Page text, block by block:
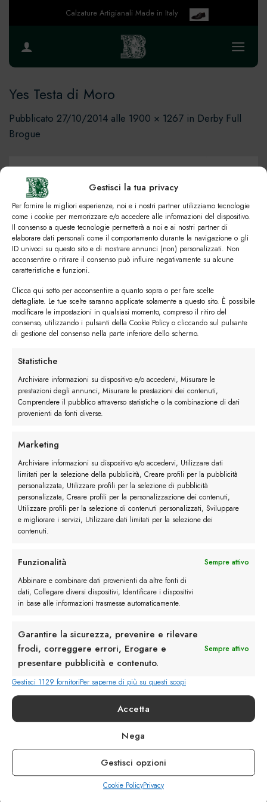
Gestisci la tua privacy
Per fornire le migliori esperienze, noi e i nostri partner utilizziamo tecnologie
come i cookie per memorizzare e/o accedere alle informazioni del dispositivo.
Il consenso a queste tecnologie permetterà a noi e ai nostri partner di
elaborare dati personali come il comportamento durante la navigazione o gli
ID univoci su questo sito e di mostrare annunci (non) personalizzati. Non
acconsentire o ritirare il consenso può influire negativamente su alcune
caratteristiche e funzioni.
Clicca qui sotto per acconsentire a quanto sopra o per fare scelte
dettagliate. Le tue scelte saranno applicate solamente a questo sito. È possibile
modificare le impostazioni in qualsiasi momento, compreso il ritiro del
consenso, utilizzando i pulsanti della Cookie Policy o cliccando sul pulsante
di gestione del consenso nella parte inferiore dello schermo.
Statistiche
Archiviare informazioni su dispositivo e/o accedervi, Misurare le
prestazioni degli annunci, Misurare le prestazioni dei contenuti,
Comprendere il pubblico attraverso statistiche o la combinazione di dati
provenienti da fonti diverse.
Marketing
Archiviare informazioni su dispositivo e/o accedervi, Utilizzare dati
limitati per la selezione della pubblicità, Creare profili per la pubblicità
personalizzata, Utilizzare profili per la selezione di pubblicità
personalizzata, Creare profili per la personalizzazione dei contenuti,
Utilizzare profili per la selezione di contenuti personalizzati, Sviluppare
e migliorare i servizi, Utilizzare dati limitati per la selezione dei
contenuti.
Funzionalità
Sempre attivo
Abbinare e combinare dati provenienti da altre fonti di
dati, Collegare diversi dispositivi, Identificare i dispositivi
in base alle informazioni trasmesse automaticamente.
Garantire la sicurezza, prevenire e rilevare
frodi, correggere errori, Erogare e
presentare pubblicità e contenuto.
Sempre attivo
Gestisci 1129 fornitoriPer saperne di più su questi scopi
Accetta
Nega
Gestisci opzioni
Cookie PolicyPrivacy
Calzature Artigianali Made in Italy
Yes Testa di Moro
Pubblicato 27/10/2014 alle 1900 × 1267 in Derby Full
Brogue
Precedente
Successivo→
Lascia un commento
Devi essere
Servizio Clienti
info@calzaturebelfiore.com
MI 20145 • Milano
Via Belfiore 9
Termini e Condizioni
Resi e Rimborsi
Spedizioni
Privacy